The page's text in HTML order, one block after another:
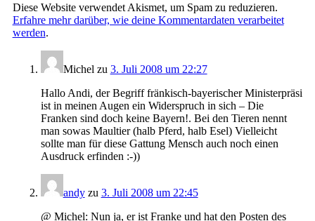
Diese Website verwendet Akismet, um Spam zu reduzieren.
Erfahre mehr darüber, wie deine Kommentardaten verarbeitet
werden.
Michel zu 3. Juli 2008 um 22:27
Hallo Andi, der Begriff fränkisch-bayerischer Ministerpräsi
ist in meinen Augen ein Widerspruch in sich – Die
Franken sind doch keine Bayern!. Bei den Tieren nennt
man sowas Maultier (halb Pferd, halb Esel) Vielleicht
sollte man für diese Gattung Mensch auch noch einen
Ausdruck erfinden :-))
andyzu 3. Juli 2008 um 22:45
@ Michel: Nun ja, er ist Franke und hat den Posten des